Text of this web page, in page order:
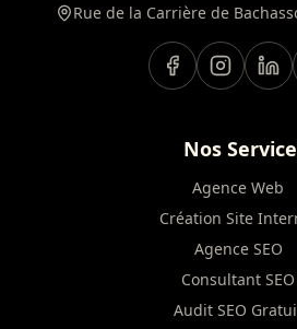
Rue de la Carrière de
Nos
Agence Web
Création Site
Agence SEO
Consultant SEO
Audit SEO